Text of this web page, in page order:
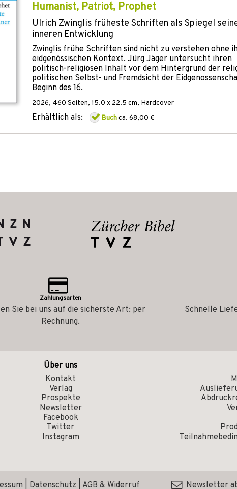
Humanist, Patriot, Prophet
Ulrich Zwinglis früheste Schriften als Spiegel
inneren Entwicklung
Zwinglis frühe Schriften sind nicht zu verstehen ohne
eidgenössischen Kontext. Jürg Jäger untersucht ihren
politisch-religiösen Inhalt vor dem Hintergrund der
politischen Selbst- und Fremdsicht der
Beginn des 16.
2026, 460 Seiten, 15.0 x 22.5 cm, Hardcover
Erhältlich als: Buchca. 68,00 €
Zahlungsarten
Sie bei uns auf die sicherste Art: per
Rechnung.
Schnelle
Über uns
Kontakt
Verlag
Prospekte
Newsletter
Facebook
Twitter
Instagram
Datenschutz AGB & Widerruf Newsletter